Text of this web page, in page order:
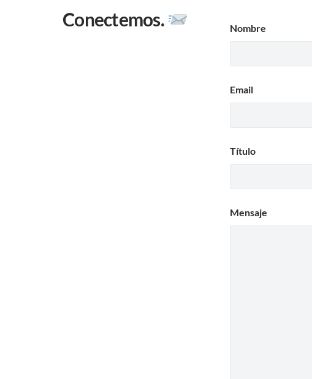
Conectemos. Nombre
Email
Título
Mensaje